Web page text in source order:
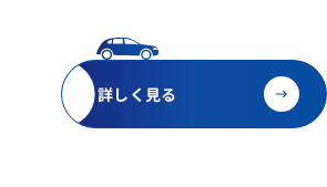
詳しく見る